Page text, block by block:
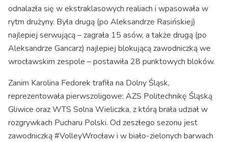
odnalazła się w ekstraklasowych realiach i wpasowała w
rytm drużyny. Była drugą (po Aleksandrze Rasińskiej)
najlepiej serwującą – zagrała 15 asów, a także drugą (po
Aleksandrze Gancarz) najlepiej blokującą zawodniczką we
wrocławskim zespole – postawiła 28 punktowych bloków.
Zanim Karolina Fedorek trafiła na Dolny Śląsk,
reprezentowała pierwszoligowe: AZS Politechnikę Śląską
Gliwice oraz WTS Solna Wieliczka, z którą brała udział w
rozgrywkach Pucharu Polski. Od zeszłego sezonu jest
zawodniczką #VolleyWrocław i w biało-zielonych barwach